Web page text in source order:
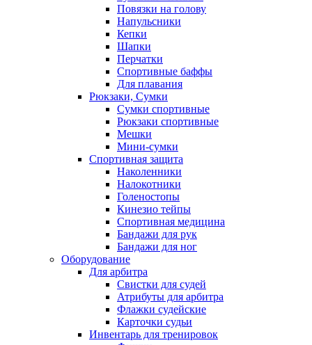
Повязки на голову
Напульсники
Кепки
Шапки
Перчатки
Спортивные баффы
Для плавания
Рюкзаки, Сумки
Сумки спортивные
Рюкзаки спортивные
Мешки
Мини-сумки
Спортивная защита
Наколенники
Налокотники
Голеностопы
Кинезио тейпы
Спортивная медицина
Бандажи для рук
Бандажи для ног
Оборудование
Для арбитра
Свистки для судей
Атрибуты для арбитра
Флажки судейские
Карточки судьи
Инвентарь для тренировок